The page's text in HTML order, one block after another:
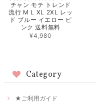
チャン モテ トレンド
流行 M L XL 2XL レッ
ド ブルー イエロー ピ
ンク 送料無料
¥4,980
Category
★ご利用ガイド